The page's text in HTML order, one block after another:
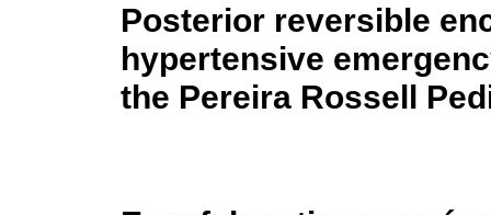
Posterior reversible
hypertensive
the Pereira Rossell